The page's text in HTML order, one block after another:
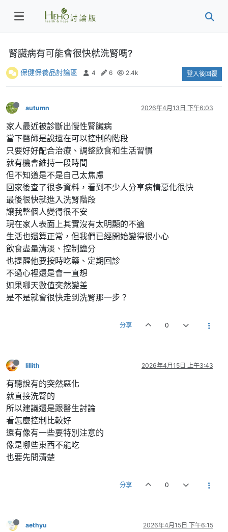
腎臟病有可能會很快就洗腎嗎?
保健保養品討論區 4 6 2.4k 登入後回覆
autumn 2026年4月13日 下午6:03
家人最近被診斷出慢性腎臟病
當下醫師是說還在可以控制的階段
只要好好配合治療、調整飲食和生活習慣
就有機會維持一段時間
但不知道是不是自己太焦慮
回家後查了很多資料，看到不少人分享病情惡化很快
最後很快就進入洗腎階段
讓我整個人變得很不安
現在家人表面上其實沒有太明顯的不適
生活也還算正常，但我們已經開始變得很小心
飲食盡量清淡、控制鹽分
也提醒他要按時吃藥、定期回診
不過心裡還是會一直想
如果哪天數值突然變差
是不是就會很快走到洗腎那一步？
分享 0
lillith 2026年4月15日 上午3:43
有聽說有的突然惡化
就直接洗腎的
所以建議還是跟醫生討論
看怎麼控制比較好
還有像有一些要特別注意的
像是哪些東西不能吃
也要先問清楚
分享 0
aethyu 2026年4月15日 下午6:15